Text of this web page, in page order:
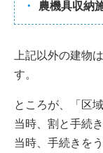
農機具収納
上記以外の建物
す。
ところが、「区
当時、割と手続
当時、手続きを